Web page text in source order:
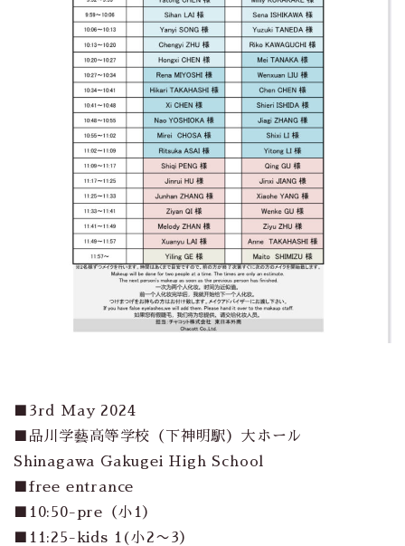
■3rd May 2024
■品川学藝高等学校（下神明駅）大ホール
Shinagawa Gakugei High School
■free entrance
■10:50-pre（小1）
■11:25-kids 1(小2〜3）